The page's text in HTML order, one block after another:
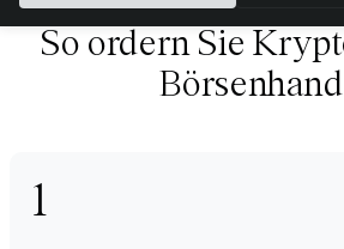
So ordern Sie